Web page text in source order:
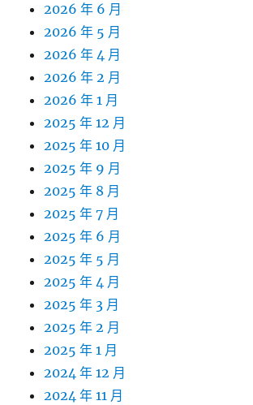
2026 年 6 月
2026 年 5 月
2026 年 4 月
2026 年 2 月
2026 年 1 月
2025 年 12 月
2025 年 10 月
2025 年 9 月
2025 年 8 月
2025 年 7 月
2025 年 6 月
2025 年 5 月
2025 年 4 月
2025 年 3 月
2025 年 2 月
2025 年 1 月
2024 年 12 月
2024 年 11 月